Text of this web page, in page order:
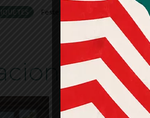
Festes de Sant Antoni Abat